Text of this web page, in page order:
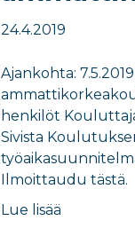
24.4.2019
Ajankohta:
henkilöt
Sivista
Ilmoittaudu tästä.
Lue lisää